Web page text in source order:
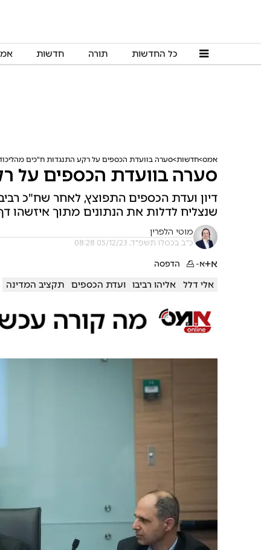
כל החדשות תורה חדשות
אמס חדשות סערה בוועדת הכספים על רקע התנגדות ח"כים
סערה בוועדת הכספים על
דיון ועדת הכספים התפוצץ, לאחר שח"כ
שנצליח לדלות את הנתונים מתוך איזשהו
מוטי הלפרין
כ"ב בכסלו תשפ"ד, 05/12/23 08:28
א+א- הדפסה
אלי דלל אליהו רביבו ועדת הכספים תקציב המדינה